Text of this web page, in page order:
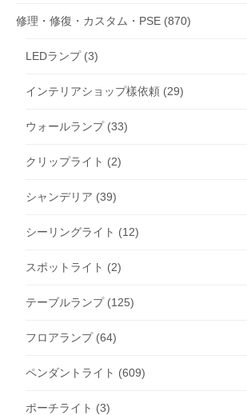
修理・修復・カスタム・PSE (870)
LEDランプ(3)
インテリアショップ樣依頼 (29)
ウォールランプ(33)
クリップライト (2)
シャンデリア (39)
シーリングライト (12)
スポットライト (2)
テーブルランプ(125)
フロアランプ(64)
ペンダントライト (609)
ポーチライト (3)